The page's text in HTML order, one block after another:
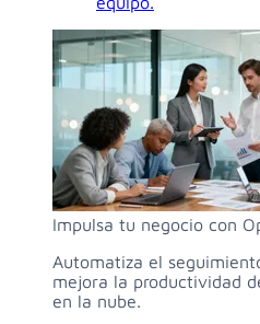
Impulsa tu negocio con
Automatiza el
mejora la productividad
en la nube.